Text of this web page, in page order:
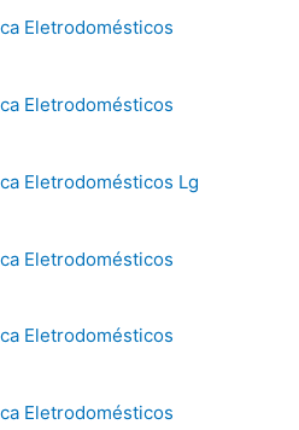
Eletrodomésticos
Eletrodomésticos
Eletrodomésticos Lg
Eletrodomésticos
Eletrodomésticos
Eletrodomésticos